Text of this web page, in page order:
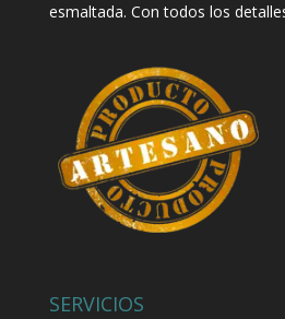
esmaltada. Con todos los
SERVICIOS